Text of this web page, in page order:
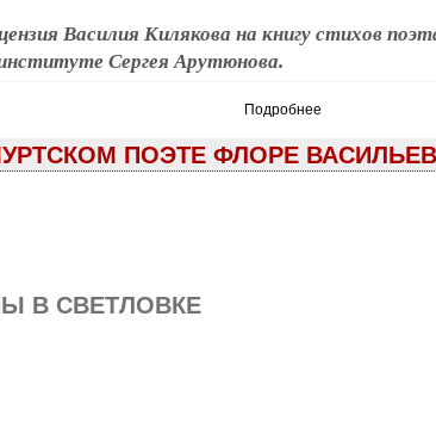
Василия Килякова на книгу стихов
Сергея Арутюнова.
Подробнее
ПОЭТЕ ФЛОРЕ
В СВЕТЛОВКЕ